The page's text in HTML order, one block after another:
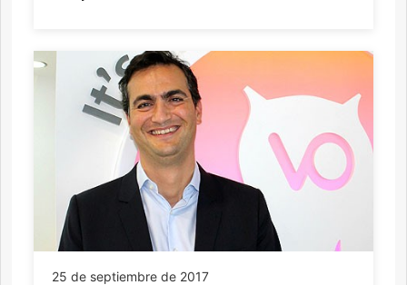
25 de septiembre de 2017